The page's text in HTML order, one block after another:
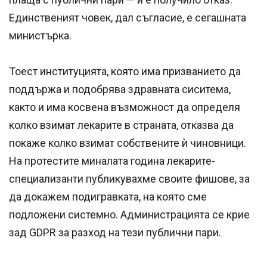
Единственият човек, дал съгласие, е сегашната
министърка.
Тоест институцията, която има призванието да
поддържа и подобрява здравната сиситема,
както и има косвена възможност да определя
колко взимат лекарите в страната, отказва да
покаже колко взимат собствените ѝ чиновници.
На протестите миналата година лекарите-
специализанти публикувахме своите фишове, за
да докажем подигравката, на която сме
подложени системно. Администрацията се крие
зад GDPR за разход на тези публични пари.